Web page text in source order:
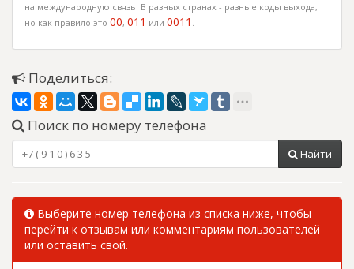
на международную связь. В разных странах - разные коды выхода,
но как правило это 00, 011 или 0011 .
Поделиться:
Поиск по номеру телефона
Найти
Выберите номер телефона из списка ниже, чтобы
перейти к отзывам или комментариям пользователей
или оставить свой.